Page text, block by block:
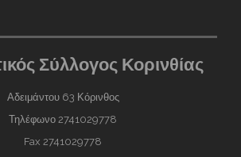
Σύλλογος Κορινθίας
Αδειμάντου 63 Κόρινθος
Τηλέφωνο 2741029778
Fax 2741029778